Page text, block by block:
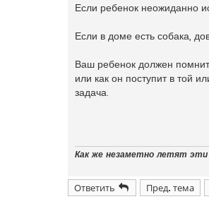
Если ребенок неожиданно
Если в доме есть собака,
Ваш ребенок должен
или как он поступит в той
задача.
Как же незаметно летят эти
Ответить Пред. тема